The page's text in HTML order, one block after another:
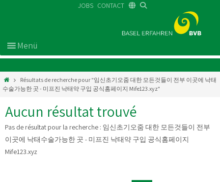
JOBS CONTACT
Résultats de recherche pour "임신초기오줌 대한 모든것들이 전부 이곳에 낙태
수술가능한 곳 - 미프진 낙태약 구입 공식홈페이지 Mife123.xyz"
Aucun résultat trouvé
Pas de résultat pour la recherche : 임신초기오줌 대한 모든것들이 전부
이곳에 낙태수술가능한 곳 - 미프진 낙태약 구입 공식홈페이지
Mife123.xyz